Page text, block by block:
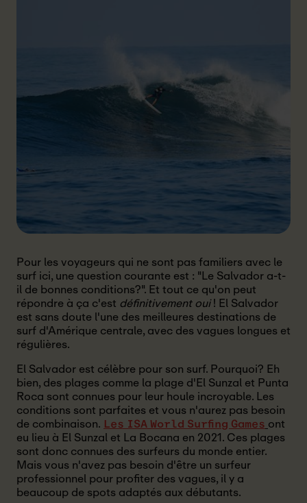
Pour les voyageurs qui ne sont pas familiers avec le
surf ici, une question courante est : "Le Salvador a-t-
il de bonnes conditions?". Et tout ce qu'on peut
répondre à ça c'est définitivement oui! El Salvador
est sans doute l'une des meilleures destinations de
surf d'Amérique centrale, avec des vagues longues et
régulières.
El Salvador est célèbre pour son surf. Pourquoi? Eh
bien, des plages comme la plage d'El Sunzal et Punta
Roca sont connues pour leur houle incroyable. Les
conditions sont parfaites et vous n'aurez pas besoin
de combinaison. Les ISA World Surfing Games ont
eu lieu à El Sunzal et La Bocana en 2021. Ces plages
sont donc connues des surfeurs du monde entier.
Mais vous n'avez pas besoin d'être un surfeur
professionnel pour profiter des vagues, il y a
beaucoup de spots adaptés aux débutants.